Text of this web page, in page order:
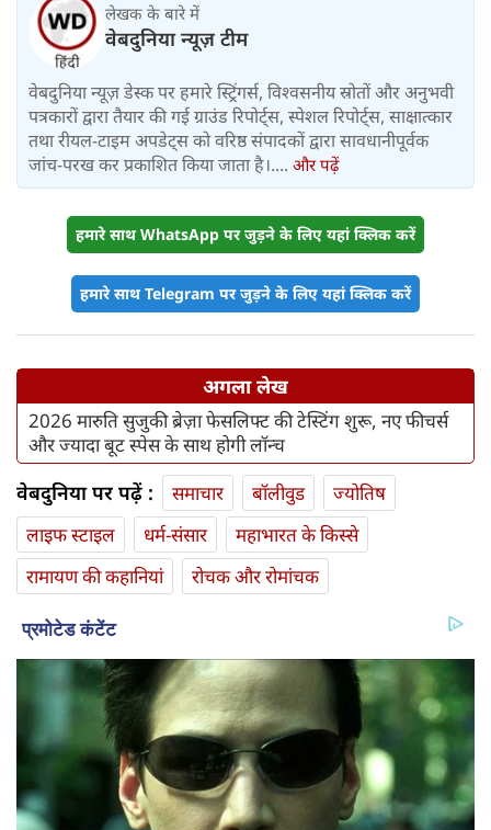
लेखक के बारे में
वेबदुनिया न्यूज़ टीम
वेबदुनिया न्यूज़ डेस्क पर हमारे स्ट्रिंगर्स, विश्वसनीय स्रोतों और अनुभवी
पत्रकारों द्वारा तैयार की गई ग्राउंड रिपोर्ट्स, स्पेशल रिपोर्ट्स, साक्षात्कार
तथा रीयल-टाइम अपडेट्स को वरिष्ठ संपादकों द्वारा सावधानीपूर्वक
जांच-परख कर प्रकाशित किया जाता है।.... और पढ़ें
हमारे साथ WhatsApp पर जुड़ने के लिए यहां क्लिक करें
हमारे साथ Telegram पर जुड़ने के लिए यहां क्लिक करें
अगला लेख
2026 मारुति सुजुकी ब्रेज़ा फेसलिफ्ट की टेस्टिंग शुरू, नए फीचर्स
और ज्यादा बूट स्पेस के साथ होगी लॉन्च
वेबदुनिया पर पढ़ें : समाचार बॉलीवुड
ज्योतिष
लाइफ स्‍टाइल
धर्म-संसार
महाभारत के किस्से
रामायण की कहानियां
रोचक और रोमांचक